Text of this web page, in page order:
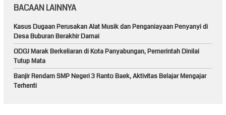
BACAAN LAINNYA
Kasus Dugaan Perusakan Alat Musik dan Penganiayaan Penyanyi di
Desa Buburan Berakhir Damai
ODGJ Marak Berkeliaran di Kota Panyabungan, Pemerintah Dinilai
Tutup Mata
Banjir Rendam SMP Negeri 3 Ranto Baek, Aktivitas Belajar Mengajar
Terhenti